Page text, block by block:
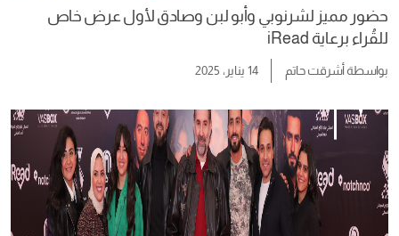
حضور مميز لشرنوبي وأبو لبن وصادق لأول عرض خاص
للقُراء برعاية iRead
بواسطةأشرقت حاتم 14 يناير، 2025